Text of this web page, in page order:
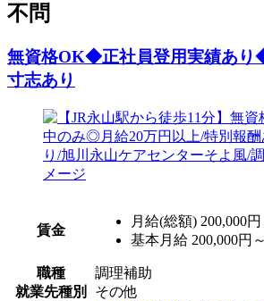
不問
無資格OK◆正社員登用実績あ
寸志あり
賃金
月給(総額) 200,000
基本月給 200,000円
職種
調理補助
就業先種別
その他